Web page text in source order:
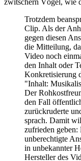
zwitschern Vögel, wie
Trotzdem
Clip. Als der
gegen diesen
die Mitteilung,
Video noch
den Inhalt oder
Konkretisierung
"Inhalt:
Der
den Fall
zurückruderte
sprach. Damit
zufrieden
unberechtigte
in unbekannter
Hersteller des